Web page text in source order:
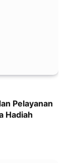
Pelayanan
Hadiah